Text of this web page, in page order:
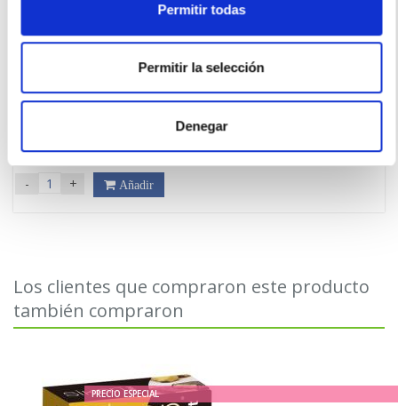
Permitir todas
Permitir la selección
Denegar
CON TOQUE DE SAL (8 BARRITAS)
15,50€
- + Añadir
Los clientes que compraron este producto
también compraron
PRECIO ESPECIAL